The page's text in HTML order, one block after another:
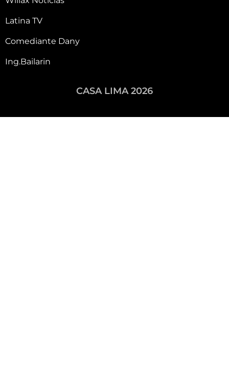
Latina TV
Comediante Dany
Ing.Bailarin
CASA LIMA 2026